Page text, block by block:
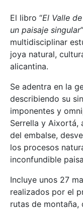
El libro “El Valle
un paisaje singular
multidisciplinar
joya natural,
alicantina.
Se adentra en la
describiendo su
imponentes y
Serrella y Aixortá,
del embalse,
los procesos
inconfundible
Incluye unos 27
realizados por el
rutas de